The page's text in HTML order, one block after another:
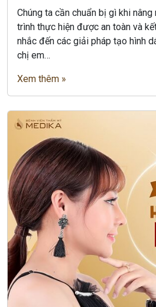
Chúng ta cần chuẩn bị gì khi
trình thực hiện được an toàn và
nhắc đến các giải pháp tạo hình
chị em…
Xem thêm »